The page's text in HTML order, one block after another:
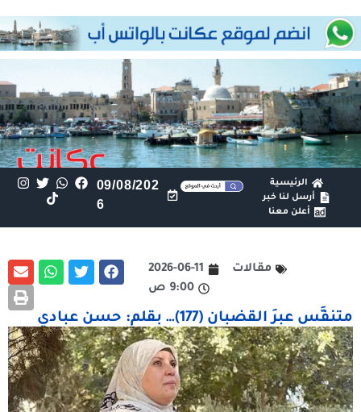
الرئيسية
أرسل لنا خبر
أعلن معنا
09/08/202
6
مقالات
2026-06-11
9:00 ص
متنفَّس عبرَ القضبان (177)… بقلم: حسن عبادي